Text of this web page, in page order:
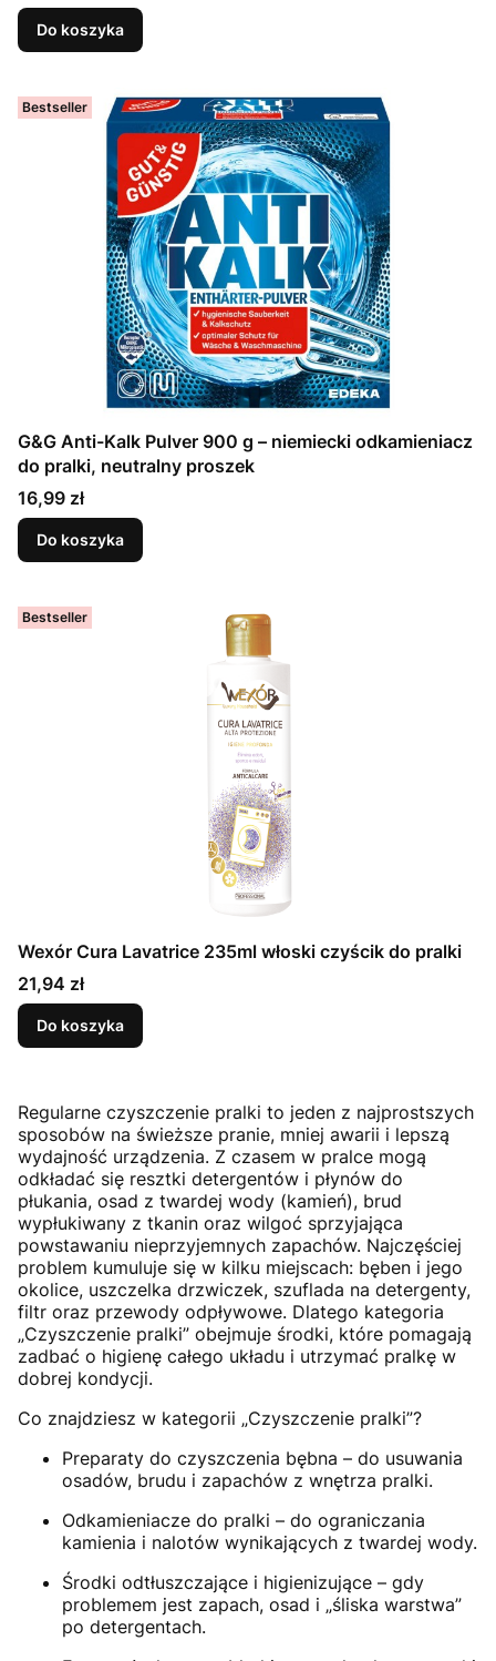
Do koszyka
Bestseller
G&G Anti-Kalk Pulver 900 g – niemiecki odkamieniacz
do pralki, neutralny proszek
Cena
16,99 zł
Do koszyka
Bestseller
Wexór Cura Lavatrice 235ml włoski czyścik do pralki
Cena
21,94 zł
Do koszyka
Regularne czyszczenie pralki to jeden z najprostszych
sposobów na świeższe pranie, mniej awarii i lepszą
wydajność urządzenia. Z czasem w pralce mogą
odkładać się resztki detergentów i płynów do
płukania, osad z twardej wody (kamień), brud
wypłukiwany z tkanin oraz wilgoć sprzyjająca
powstawaniu nieprzyjemnych zapachów. Najczęściej
problem kumuluje się w kilku miejscach: bęben i jego
okolice, uszczelka drzwiczek, szuflada na detergenty,
filtr oraz przewody odpływowe. Dlatego kategoria
„Czyszczenie pralki” obejmuje środki, które pomagają
zadbać o higienę całego układu i utrzymać pralkę w
dobrej kondycji.
Co znajdziesz w kategorii „Czyszczenie pralki”?
Preparaty do czyszczenia bębna – do usuwania
osadów, brudu i zapachów z wnętrza pralki.
Odkamieniacze do pralki – do ograniczania
kamienia i nalotów wynikających z twardej wody.
Środki odtłuszczające i higienizujące – gdy
problemem jest zapach, osad i „śliska warstwa”
po detergentach.